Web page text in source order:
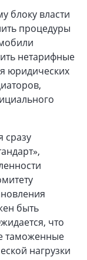
блоку власти
процедуры
нетарифные
юридических
сразу
быть
что
таможенные
нагрузки